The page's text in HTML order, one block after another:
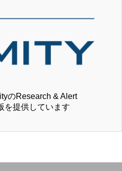
のResearch & Alert
を提供しています